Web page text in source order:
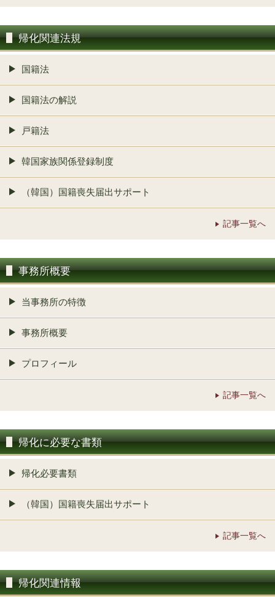
帰化関連法規
国籍法
国籍法の解説
戸籍法
韓国家族関係登録制度
（韓国）国籍喪失届出サポート
記事一覧へ
事務所概要
当事務所の特徴
事務所概要
プロフィール
記事一覧へ
帰化に必要な書類
帰化必要書類
（韓国）国籍喪失届出サポート
記事一覧へ
帰化関連情報